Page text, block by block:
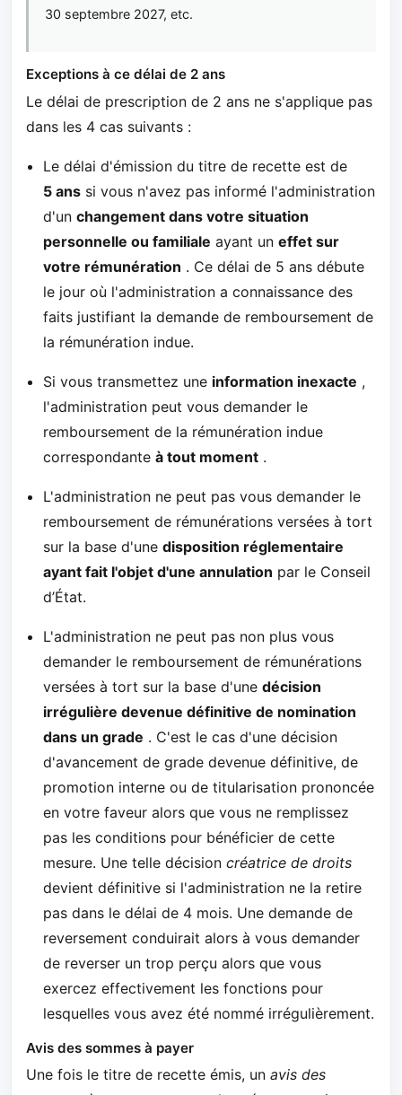
30 septembre 2027, etc.
Exceptions à ce délai de 2 ans
Le délai de prescription de 2 ans ne s'applique pas
dans les 4 cas suivants :
Le délai d'émission du titre de recette est de
5 ans si vous n'avez pas informé l'administration
d'unchangement dans votre situation
personnelle ou familiale ayant uneffet sur
votre rémunération . Ce délai de 5 ans débute
le jour où l'administration a connaissance des
faits justifiant la demande de remboursement de
la rémunération indue.
Si vous transmettez une information inexacte ,
l'administration peut vous demander le
remboursement de la rémunération indue
correspondanteà tout moment .
L'administration ne peut pas vous demander le
remboursement de rémunérations versées à tort
sur la base d'unedisposition réglementaire
ayant fait l'objet d'une annulation par le Conseil
d’État.
L'administration ne peut pas non plus vous
demander le remboursement de rémunérations
versées à tort sur la base d'unedécision
irrégulière devenue définitive de nomination
dans un grade . C'est le cas d'une décision
d'avancement de grade devenue définitive, de
promotion interne ou de titularisation prononcée
en votre faveur alors que vous ne remplissez
pas les conditions pour bénéficier de cette
mesure. Une telle décisioncréatrice de droits
devient définitive si l'administration ne la retire
pas dans le délai de 4 mois. Une demande de
reversement conduirait alors à vous demander
de reverser un trop perçu alors que vous
exercez effectivement les fonctions pour
lesquelles vous avez été nommé irrégulièrement.
Avis des sommes à payer
Une fois le titre de recette émis, un avis des